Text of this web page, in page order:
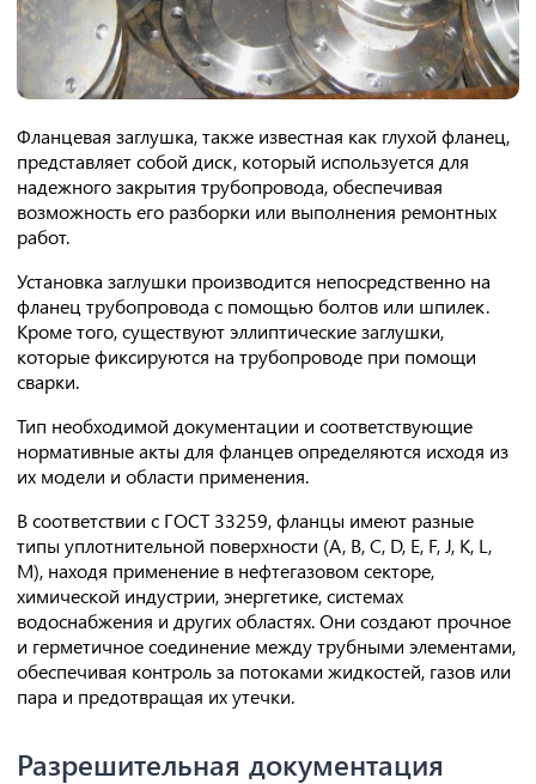
Фланцевая заглушка, также известная как глухой фланец,
представляет собой диск, который используется для
надежного закрытия трубопровода, обеспечивая
возможность его разборки или выполнения ремонтных
работ.
Установка заглушки производится непосредственно на
фланец трубопровода с помощью болтов или шпилек.
Кроме того, существуют эллиптические заглушки,
которые фиксируются на трубопроводе при помощи
сварки.
Тип необходимой документации и соответствующие
нормативные акты для фланцев определяются исходя из
их модели и области применения.
В соответствии с ГОСТ 33259, фланцы имеют разные
типы уплотнительной поверхности (А, В, С, D, Е, F, J, K, L,
M), находя применение в нефтегазовом секторе,
химической индустрии, энергетике, системах
водоснабжения и других областях. Они создают прочное
и герметичное соединение между трубными элементами,
обеспечивая контроль за потоками жидкостей, газов или
пара и предотвращая их утечки.
Разрешительная документация